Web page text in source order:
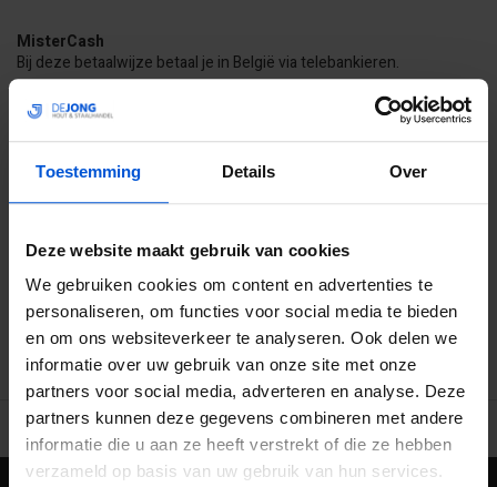
Toestemming Details Over
Deze website maakt gebruik van cookies
We gebruiken cookies om content en advertenties te
personaliseren, om functies voor social media te bieden
en om ons websiteverkeer te analyseren. Ook delen we
informatie over uw gebruik van onze site met onze
partners voor social media, adverteren en analyse. Deze
partners kunnen deze gegevens combineren met andere
informatie die u aan ze heeft verstrekt of die ze hebben
verzameld op basis van uw gebruik van hun services.
MisterCash
Bij deze betaalwijze betaal je in België via telebankieren.
Belfius
Bij deze betaalwijze betaal je in België via telebankieren.
Ruime voorraad in kwalitatieve producten Afhalen (in Rhenen)